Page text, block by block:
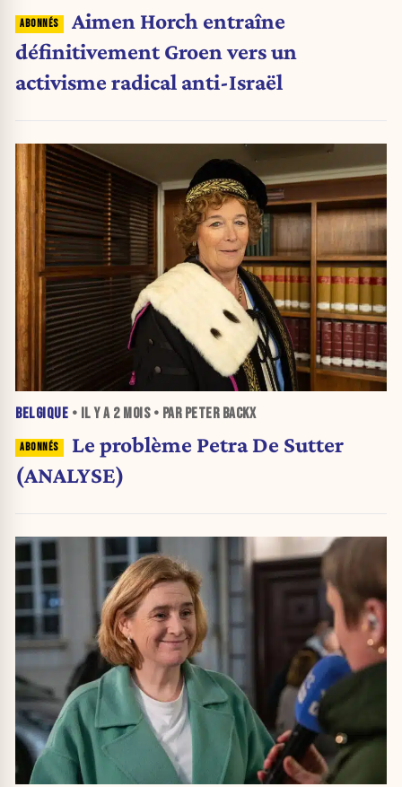
Aimen Horch entraîne
définitivement Groen vers un
activisme radical anti-Israël
BELGIQUE • IL Y A 2 MOIS• PAR PETER BACKX
Le problème Petra De Sutter
(ANALYSE)